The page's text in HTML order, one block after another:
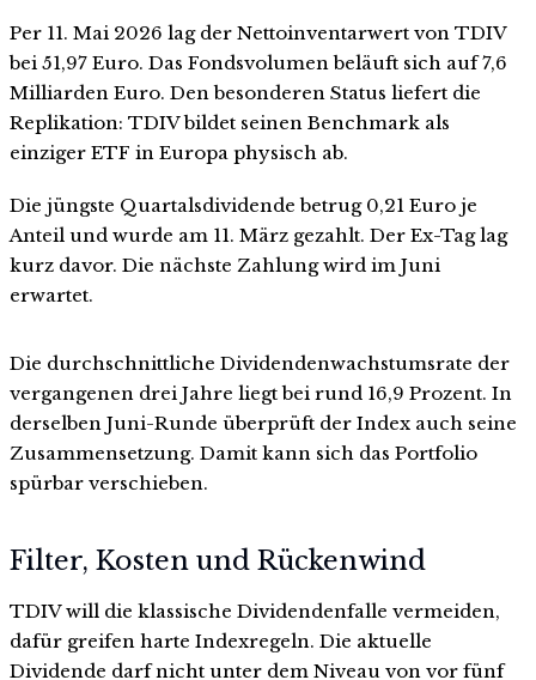
Per 11. Mai 2026 lag der Nettoinventarwert von TDIV
bei 51,97 Euro. Das Fondsvolumen beläuft sich auf 7,6
Milliarden Euro. Den besonderen Status liefert die
Replikation: TDIV bildet seinen Benchmark als
einziger ETF in Europa physisch ab.
Die jüngste Quartalsdividende betrug 0,21 Euro je
Anteil und wurde am 11. März gezahlt. Der Ex-Tag lag
kurz davor. Die nächste Zahlung wird im Juni
erwartet.
Die durchschnittliche Dividendenwachstumsrate der
vergangenen drei Jahre liegt bei rund 16,9 Prozent. In
derselben Juni-Runde überprüft der Index auch seine
Zusammensetzung. Damit kann sich das Portfolio
spürbar verschieben.
Filter, Kosten und Rückenwind
TDIV will die klassische Dividendenfalle vermeiden,
dafür greifen harte Indexregeln. Die aktuelle
Dividende darf nicht unter dem Niveau von vor fünf